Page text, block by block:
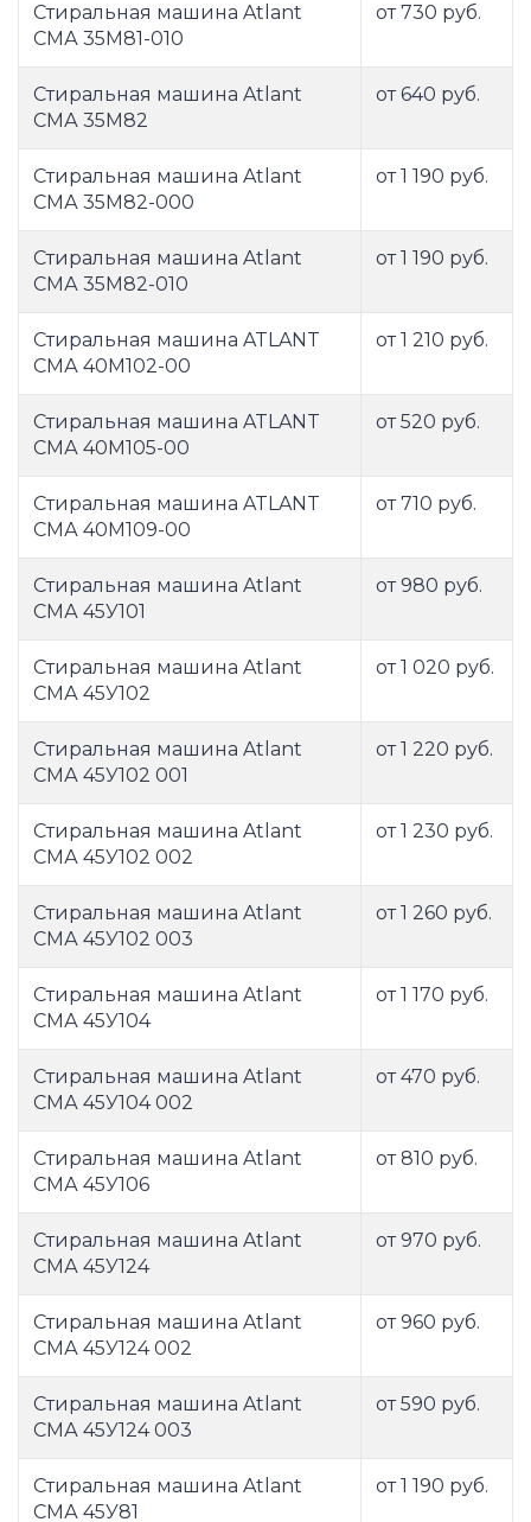
Стиральная машина Atlant
СМА 35М81-010
от 730 руб.
Стиральная машина Atlant
СМА 35М82
от 640 руб.
Стиральная машина Atlant
СМА 35М82-000
от 1 190 руб.
Стиральная машина Atlant
СМА 35М82-010
от 1 190 руб.
Стиральная машина ATLANT
СМА 40М102-00
от 1 210 руб.
Стиральная машина ATLANT
СМА 40М105-00
от 520 руб.
Стиральная машина ATLANT
СМА 40М109-00
от 710 руб.
Стиральная машина Atlant
СМА 45У101
от 980 руб.
Стиральная машина Atlant
СМА 45У102
от 1 020 руб.
Стиральная машина Atlant
СМА 45У102 001
от 1 220 руб.
Стиральная машина Atlant
СМА 45У102 002
от 1 230 руб.
Стиральная машина Atlant
СМА 45У102 003
от 1 260 руб.
Стиральная машина Atlant
СМА 45У104
от 1 170 руб.
Стиральная машина Atlant
СМА 45У104 002
от 470 руб.
Стиральная машина Atlant
СМА 45У106
от 810 руб.
Стиральная машина Atlant
СМА 45У124
от 970 руб.
Стиральная машина Atlant
СМА 45У124 002
от 960 руб.
Стиральная машина Atlant
СМА 45У124 003
от 590 руб.
Стиральная машина Atlant
СМА 45У81
от 1 190 руб.